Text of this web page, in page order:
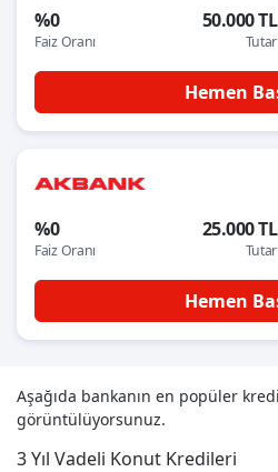
%0
Faiz Oranı
50.000 TL
Tutar
Hemen
%0
Faiz Oranı
25.000 TL
Tutar
Hemen
Aşağıda bankanın en popüler
görüntülüyorsunuz.
3 Yıl Vadeli Konut Kredileri